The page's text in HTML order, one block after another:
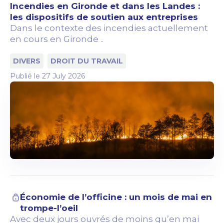
Incendies en Gironde et dans les Landes :
les dispositifs de soutien aux entreprises
Dans le contexte des incendies actuellement
en cours en Gironde ..
DIVERS
DROIT DU TRAVAIL
Publié le 27 July 2026
Économie de l’officine : un mois de mai en
trompe-l’oeil
Avec deux jours ouvrés de moins qu’en mai